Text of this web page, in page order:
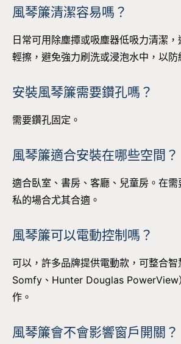
風琴簾清潔容易嗎？
日常可用除塵撢或吸塵器低吸力清潔
輕擦，避免強力刷洗或浸泡水中，以防
安裝風琴簾需要鑽孔嗎？
需要鑽孔固定。
風琴簾適合安裝在哪些空間？
適合臥室、書房、客廳、兒童房。在
私的場合尤其合適。
風琴簾可以電動控制嗎？
可以，許多品牌提供電動款，可整合
Somfy、Hunter Douglas PowerView
作。
風琴簾會不會影響窗戶開關？